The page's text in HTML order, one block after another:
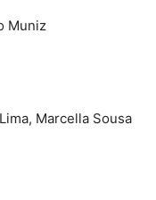
Muniz
Marcella Sousa